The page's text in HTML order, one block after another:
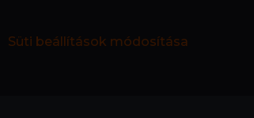
Süti beállítások módosítása